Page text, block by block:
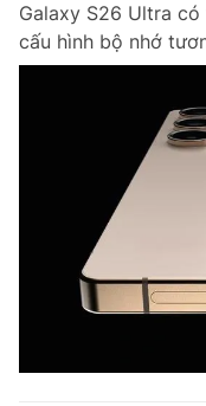
Galaxy S26 Ultra
cấu hình bộ nhớ